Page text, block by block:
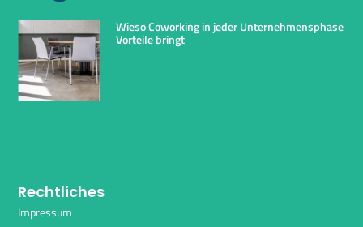
Wieso Coworking in jeder Unternehmensphase
Vorteile bringt
Rechtliches
Impressum